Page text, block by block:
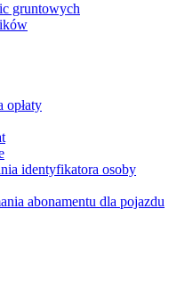
gruntowych
opłaty
identyfikatora osoby
abonamentu dla pojazdu